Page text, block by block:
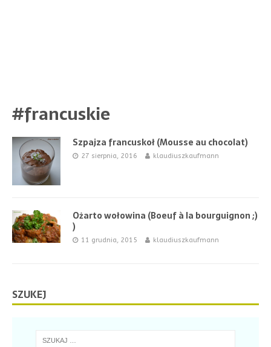
#francuskie
Szpajza francuskoł (Mousse au chocolat)
27 sierpnia, 2016 klaudiuszkaufmann
Ożarto wołowina (Boeuf à la bourguignon ;)
)
11 grudnia, 2015 klaudiuszkaufmann
SZUKEJ